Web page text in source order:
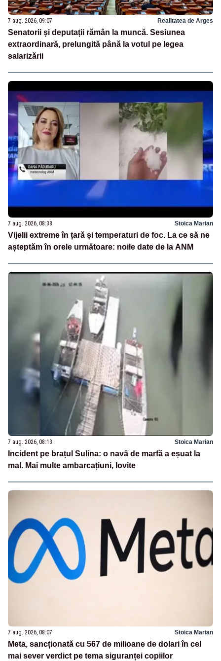
7 aug. 2026, 09:07 Realitatea de Arges
Senatorii și deputații rămân la muncă. Sesiunea
extraordinară, prelungită până la votul pe legea
salarizării
7 aug. 2026, 08:38 Stoica Marian
Vijelii extreme în țară și temperaturi de foc. La ce să ne
așteptăm în orele următoare: noile date de la ANM
7 aug. 2026, 08:13 Stoica Marian
Incident pe brațul Sulina: o navă de marfă a eșuat la
mal. Mai multe ambarcațiuni, lovite
7 aug. 2026, 08:07 Stoica Marian
Meta, sancționată cu 567 de milioane de dolari în cel
mai sever verdict pe tema siguranței copiilor